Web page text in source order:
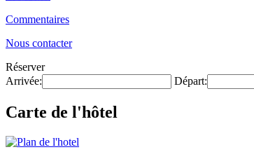
Commentaires
Nous contacter
Réserver
Arrivée:
Départ:
Carte de l'hôtel